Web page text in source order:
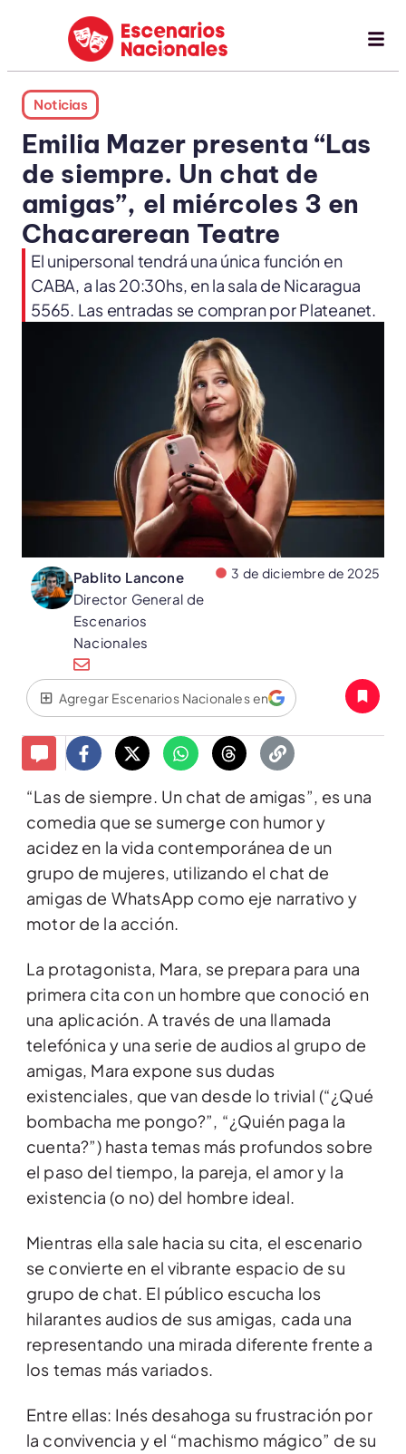
Noticias
Emilia Mazer presenta “Las
de siempre. Un chat de
amigas”, el miércoles 3 en
Chacarerean Teatre
El unipersonal tendrá una única función en
CABA, a las 20:30hs, en la sala de Nicaragua
5565. Las entradas se compran por Plateanet.
Pablito Lancone
Director General de
Escenarios
Nacionales
3 de diciembre de 2025
Agregar Escenarios Nacionales en
“Las de siempre. Un chat de amigas”, es una
comedia que se sumerge con humor y
acidez en la vida contemporánea de un
grupo de mujeres, utilizando el chat de
amigas de WhatsApp como eje narrativo y
motor de la acción.
La protagonista, Mara, se prepara para una
primera cita con un hombre que conoció en
una aplicación. A través de una llamada
telefónica y una serie de audios al grupo de
amigas, Mara expone sus dudas
existenciales, que van desde lo trivial (“¿Qué
bombacha me pongo?”, “¿Quién paga la
cuenta?”) hasta temas más profundos sobre
el paso del tiempo, la pareja, el amor y la
existencia (o no) del hombre ideal.
Mientras ella sale hacia su cita, el escenario
se convierte en el vibrante espacio de su
grupo de chat. El público escucha los
hilarantes audios de sus amigas, cada una
representando una mirada diferente frente a
los temas más variados.
Entre ellas: Inés desahoga su frustración por
la convivencia y el “machismo mágico” de su